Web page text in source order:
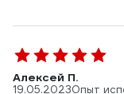
Алексей П.
19.05.2023Опыт